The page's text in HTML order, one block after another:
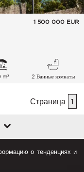
1 500 000 EUR
m² 2 Ванные комнаты
Страница 1
о тенденциях и